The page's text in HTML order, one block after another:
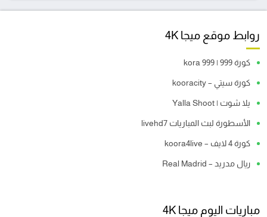
روابط موقع ميجا 4K
كورة 999 | kora 999
كورة سيتي – kooracity
يلا شوت | Yalla Shoot
الأسطورة لبث المباريات livehd7
كورة 4 لايف – koora4live
ريال مدريد – Real Madrid
مباريات اليوم ميجا 4K